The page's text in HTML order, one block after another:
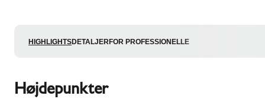
HIGHLIGHTSDETALJERFOR PROFESSIONELLE
Højdepunkter